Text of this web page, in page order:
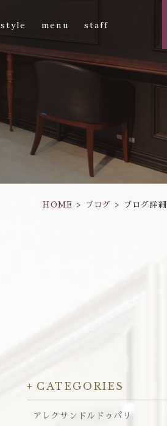
style menu staff
HOME ブログ ブログ詳細
CATEGORIES
アレクサンドルドゥパリ